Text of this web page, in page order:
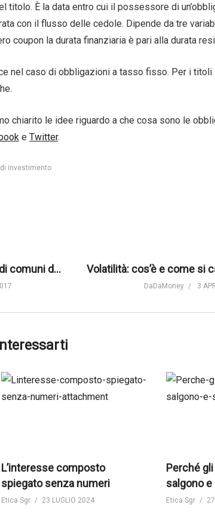
titolo. È la data entro cui il possessore di
con il flusso delle cedole. Dipende da tre
coupon la durata finanziaria è pari alla durata
nel caso di obbligazioni a tasso fisso. Per i titoli
chiarito le idee riguardo a che cosa sono le
e Twitter.
investimento
Che cosa sono i fondi comuni di investimento? | DaDaMoney
DaDaMoney 3
L’interesse composto
spiegato senza numeri
Etica Sgr 23 LUGLIO 2024
Perché
salgono
Etica Sgr